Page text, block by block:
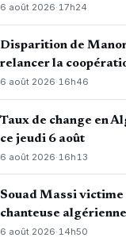
6 août 2026· 17h24
Disparition de
relancer la
6 août 2026·16h46
Taux de change en
ce jeudi 6 août
6 août 2026· 16h13
Souad Massi victime
chanteuse
6 août 2026·14h50